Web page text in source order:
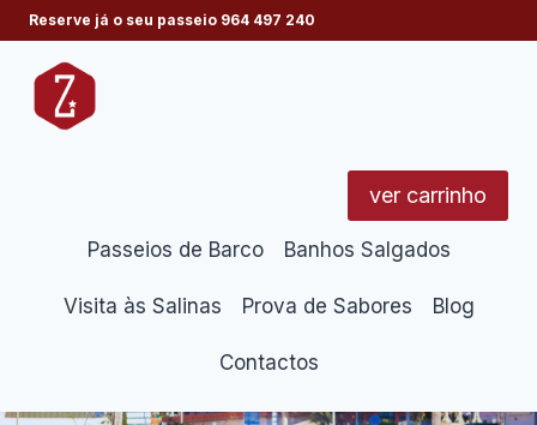
Skip
to
content
Reserve já o seu passeio 964 497 240
ver carrinho
Passeios de Barco Banhos Salgados
Visita às Salinas Prova de Sabores Blog
Contactos